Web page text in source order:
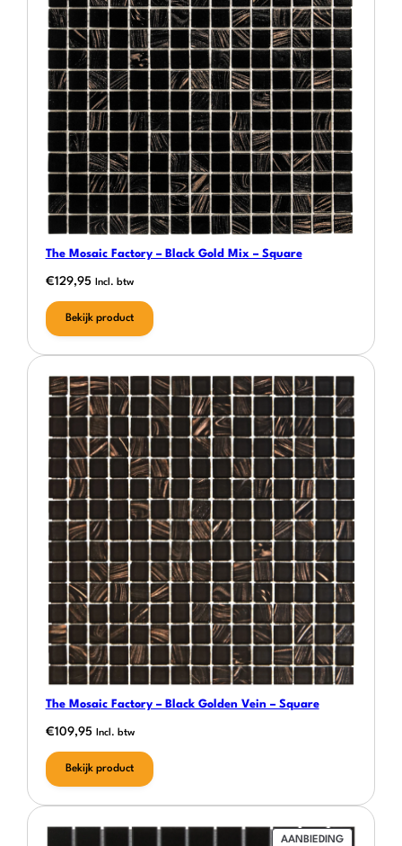
The Mosaic Factory – Black Gold Mix – Square
€129,95 Incl. btw
Bekijk product
The Mosaic Factory – Black Golden Vein – Square
€109,95 Incl. btw
Bekijk product
AANBIEDINGPRODUCT